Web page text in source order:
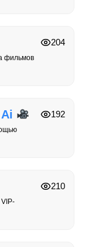
фильмов
204
192
210